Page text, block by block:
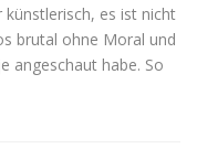
es ist nicht
brutal ohne Moral und
angeschaut habe. So